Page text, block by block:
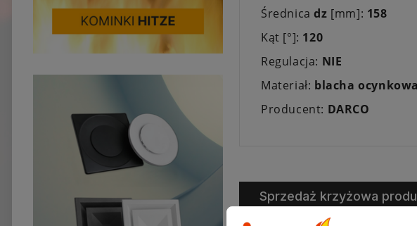
Średnicadz [mm]: 158
Kąt [°]: 120
Regulacja: NIE
Materiał: blacha
Producent: DARCO
Sprzedaż krzyżowa